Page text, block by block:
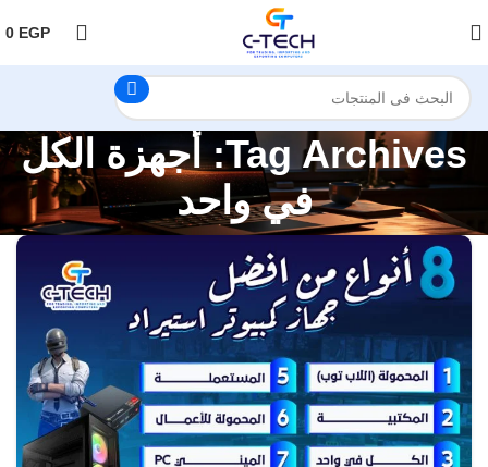
0 EGP
Tag Archives: أجهزة الكل
في واحد
اضغط هنا لمتابعتنا على فيس بوك